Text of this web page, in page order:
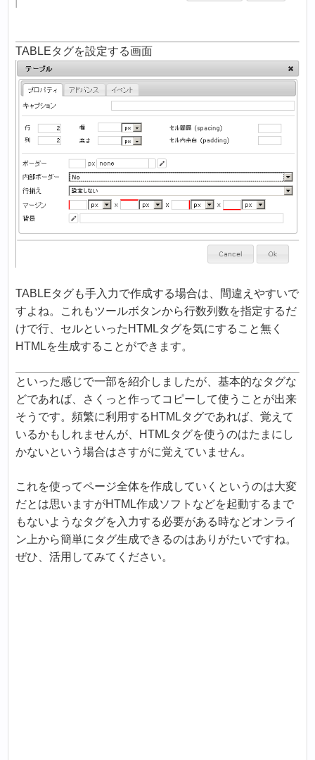
TABLEタグを設定する画面
TABLEタグも手入力で作成する場合は、間違えやすいで
すよね。これもツールボタンから行数列数を指定するだ
けで行、セルといったHTMLタグを気にすること無く
HTMLを生成することができます。
といった感じで一部を紹介しましたが、基本的なタグな
どであれば、さくっと作ってコピーして使うことが出来
そうです。頻繁に利用するHTMLタグであれば、覚えて
いるかもしれませんが、HTMLタグを使うのはたまにし
かないという場合はさすがに覚えていません。
これを使ってページ全体を作成していくというのは大変
だとは思いますがHTML作成ソフトなどを起動するまで
もないようなタグを入力する必要がある時などオンライ
ン上から簡単にタグ生成できるのはありがたいですね。
ぜひ、活用してみてください。